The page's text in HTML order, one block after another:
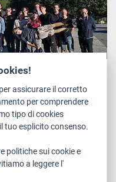
dell'Euregio:
edizione del
svolgerà a Rovereto in
36 studenti dai 16 ai
con...
assicurare il corretto
per comprendere
tipo di cookies
tuo esplicito consenso.
politiche sui cookie e
a leggere l'